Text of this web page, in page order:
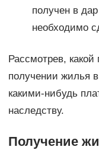
получен в
необходимо
Рассмотрев,
получении жилья
какими-нибудь
наследству.
Получение